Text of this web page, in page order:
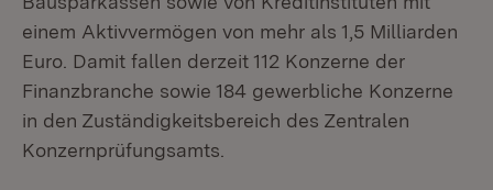
einem Aktivvermögen von mehr als 1,5 Milliarden
Euro. Damit fallen derzeit 112 Konzerne der
Finanzbranche sowie 184 gewerbliche Konzerne
in den Zuständigkeitsbereich des Zentralen
Konzernprüfungsamts.